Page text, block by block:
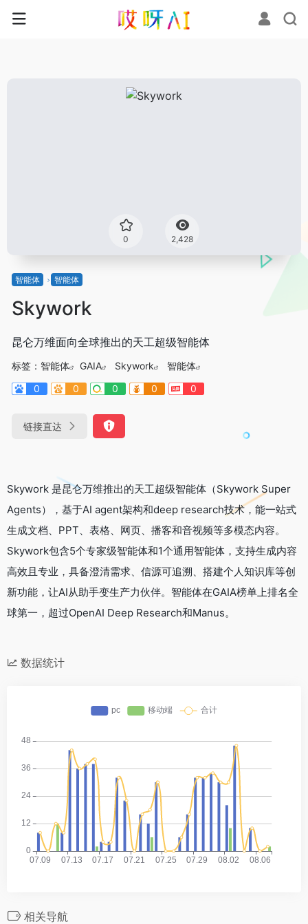
0 2,428
智能体 智能体
Skywork
昆仑万维面向全球推出的天工超级智能体
标签： 智能体 GAIA Skywork
智能体
0
0 0 0 0
链接直达
Skywork 是昆仑万维推出的天工超级智能体（Skywork Super
Agents），基于AI agent架构和deep research技术，能一站式
生成文档、PPT、表格、网页、播客和音视频等多模态内容。
Skywork包含5个专家级智能体和1个通用智能体，支持生成内容
高效且专业，具备澄清需求、信源可追溯、搭建个人知识库等创
新功能，让AI从助手变生产力伙伴。智能体在GAIA榜单上排名全
球第一，超过OpenAI Deep Research和Manus。
数据统计
相关导航